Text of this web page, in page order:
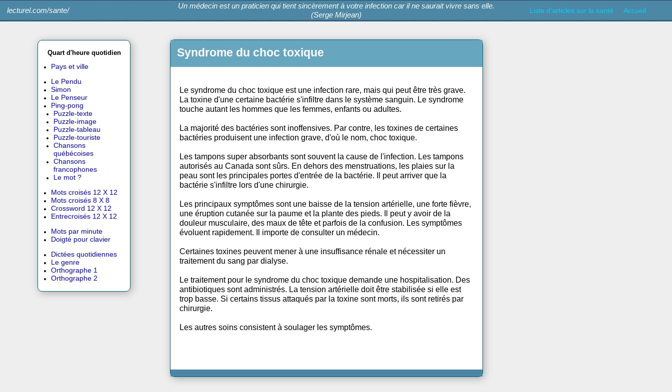
lecturel.com/sante/
Un médecin est un praticien qui tient sincèrement à votre infection car il ne saurait vivre sans elle.
(Serge Mirjean) Liste d'articles sur la
Quart d'heure quotidien
Le Pendu
Simon
Le Penseur
Ping-pong
Puzzle-texte
Puzzle-image
Puzzle-tableau
Puzzle-touriste
Chansons
québécoises
Chansons
francophones
Le mot ?
Mots croisés 12 X 12
Crossword 12 X 12
Entrecroisés 12 X 12
Mots par minute
Doigté pour clavier
Dictées quotidiennes
Le genre
Syndrome du choc toxique
Le syndrome du choc toxique est une infection rare, mais qui peut être très grave.
La toxine d'une certaine bactérie s'infiltre dans le système sanguin. Le syndrome
La majorité des bactéries sont inoffensives. Par contre, les toxines de certaines
bactéries produisent une infection grave, d'où le nom, choc toxique.
Les tampons super absorbants sont souvent la cause de l'infection. Les tampons
autorisés au Canada sont sûrs. En dehors des menstruations, les plaies sur la
bactérie s'infiltre lors d'une chirurgie.
Les principaux symptômes sont une baisse de la tension artérielle, une forte fièvre,
une éruption cutanée sur la paume et la plante des pieds. Il peut y avoir de la
douleur musculaire, des maux de tête et parfois de la confusion. Les symptômes
évoluent rapidement. Il importe de consulter un médecin.
Certaines toxines peuvent mener à une insuffisance rénale et nécessiter un
traitement du sang par dialyse.
Le traitement pour le syndrome du choc toxique demande une hospitalisation. Des
antibiotiques sont administrés. La tension artérielle doit être stabilisée si elle est
trop basse. Si certains tissus attaqués par la toxine sont morts, ils sont retirés par